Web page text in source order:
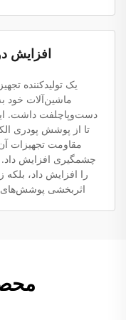
افزایش
یک تولیدکننده
ماشین‌آلات خود
دست‌وپاچلفت داشت.
تا از پوشش پودری
مقاومت تجهیزات
چشمگیری افزایش داد.
را افزایش داد،
اثربخشی پوشش‌های